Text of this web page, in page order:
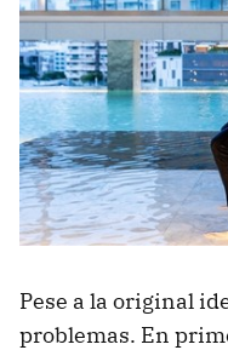
Pese a la original
problemas. En